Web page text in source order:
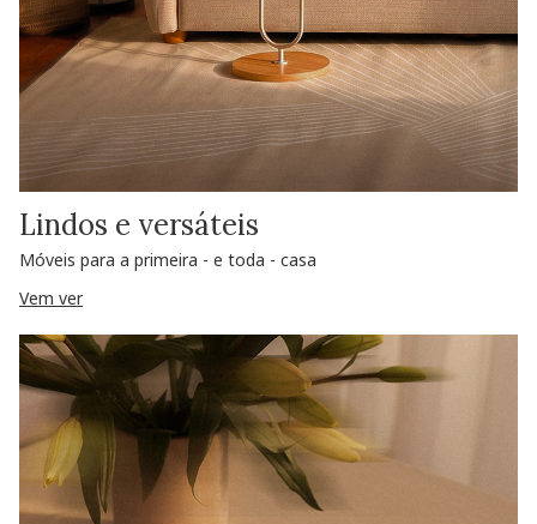
Lindos e versáteis
Móveis para a primeira - e toda - casa
Vem ver